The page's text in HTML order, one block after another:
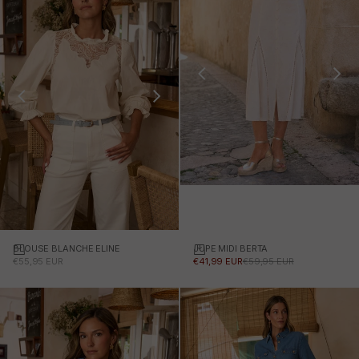
BLOUSE BLANCHE ELINE
PRIX PROMOTIONNEL
€55,95 EUR
Choisissez des options
JUPE MIDI BERTA
PRIX PROMOTIONNEL
€41,99 EURPRIX NORMAL
€59,95 EUR